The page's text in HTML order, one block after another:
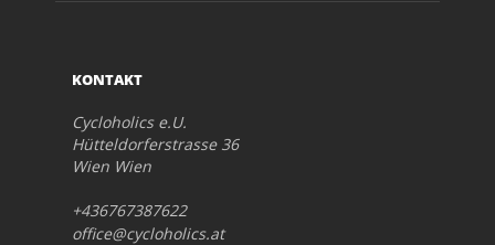
KONTAKT
Cycloholics e.U.
Hütteldorferstrasse 36
Wien Wien
+436767387622
office@cycloholics.at